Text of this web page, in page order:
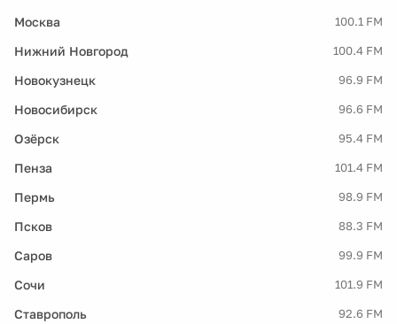
Москва 100.1 FM
Нижний Новгород 100.4 FM
Новокузнецк 96.9 FM
Новосибирск 96.6 FM
Озёрск 95.4 FM
Пенза 101.4 FM
Пермь 98.9 FM
Псков 88.3 FM
Саров 99.9 FM
Сочи 101.9 FM
Ставрополь 92.6 FM